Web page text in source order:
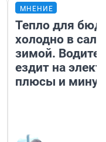
МНЕНИЕ
Тепло для
холодно в
зимой.
ездит на
плюсы и